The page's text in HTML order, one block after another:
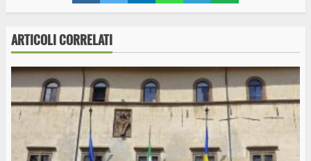
ARTICOLI CORRELATI